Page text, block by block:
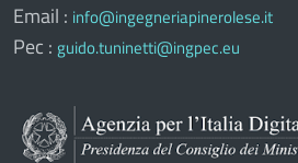
Email : info@ingegneriapinerolese.it
Pec : guido.tuninetti@ingpec.eu